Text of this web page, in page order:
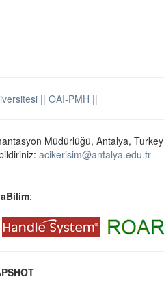
|| OAI-PMH ||
Müdürlüğü, Antalya, Turkey
acikerisim@antalya.edu.tr
: